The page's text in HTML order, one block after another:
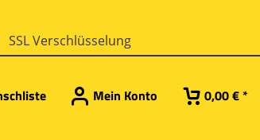
SSL Verschlüsselung
Mein Konto 0,00 € *